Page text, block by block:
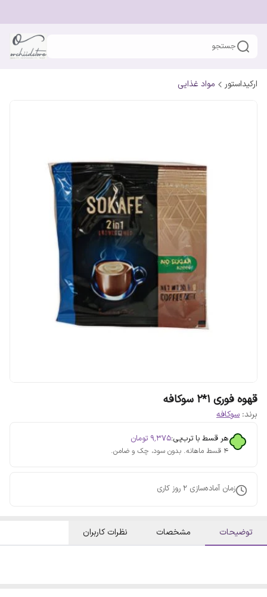
جستجو
ارکیداستور مواد غذایی
قهوه فوری 1*2 سوکافه
برند: سوکافه
هر قسط با ترب‌پی:۹٬۳۷۵ تومان
۴ قسط ماهانه. بدون سود، چک و ضامن.
زمان آماده‌سازی 2 روز کاری
توضیحات مشخصات نظرات کاربران